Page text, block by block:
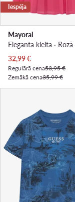
Iespēja
Mayoral
Eleganta kleita · Rozā
Pašreizējā cena
32,99€
Regulārā cena53,95 €
Zemākā cena35,99 €